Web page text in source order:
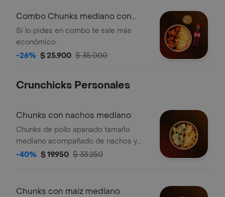
Combo Chunks mediano con
bebida y postre
Si lo pides en combo te sale más
económico.
-26% $ 25.900 $ 35.000
Crunchicks Personales
Chunks con nachos mediano
Chunks de pollo apanado tamaño
mediano acompañado de nachos y
queso.
-40% $ 19.950 $ 33.250
Chunks con maíz mediano